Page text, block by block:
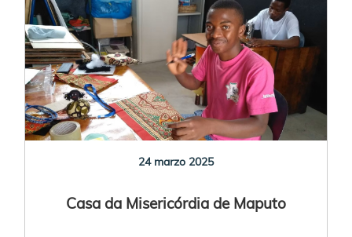
24 marzo 2025
Casa da Misericórdia de Maputo